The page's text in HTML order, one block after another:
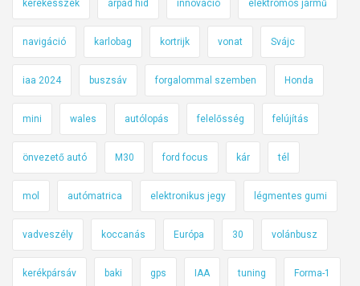
kerekesszék árpád híd innováció elektromos jármű
navigáció karlobag kortrijk vonat Svájc
iaa 2024 buszsáv forgalommal szemben Honda
mini wales autólopás felelősség felújítás
önvezető autó M30 ford focus kár tél
mol autómatrica elektronikus jegy légmentes gumi
vadveszély koccanás Európa 30 volánbusz
kerékpársáv baki gps IAA tuning Forma-1